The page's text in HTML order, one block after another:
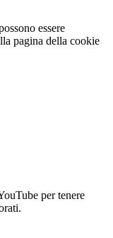
essere
pagina della cookie
per tenere